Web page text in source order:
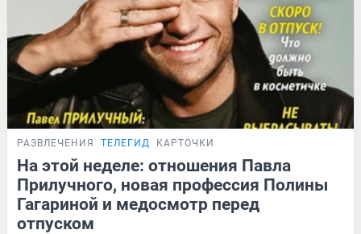
РАЗВЛЕЧЕНИЯ ТЕЛЕГИД КАРТОЧКИ
На этой неделе: отношения Павла
Прилучного, новая профессия Полины
Гагариной и медосмотр перед
отпуском